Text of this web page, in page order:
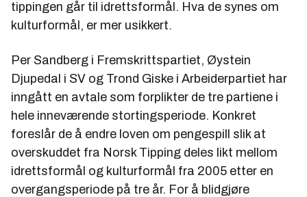
tippingen går til idrettsformål. Hva de synes om
kulturformål, er mer usikkert.
Per Sandberg i Fremskrittspartiet, Øystein
Djupedal i SV og Trond Giske i Arbeiderpartiet har
inngått en avtale som forplikter de tre partiene i
hele inneværende stortingsperiode. Konkret
foreslår de å endre loven om pengespill slik at
overskuddet fra Norsk Tipping deles likt mellom
idrettsformål og kulturformål fra 2005 etter en
overgangsperiode på tre år. For å blidgjøre